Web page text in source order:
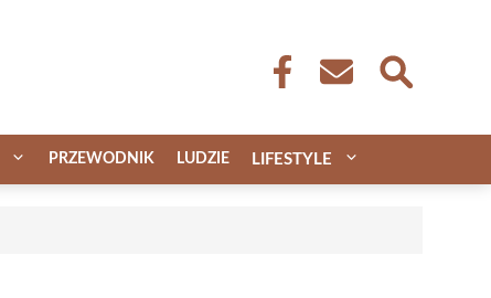
PRZEWODNIK LUDZIE LIFESTYLE